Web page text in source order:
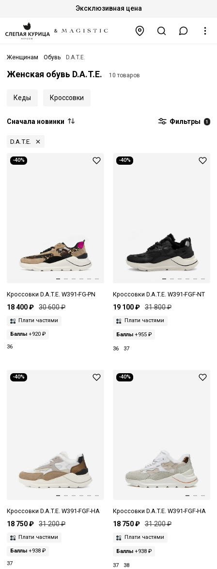
Эксклюзивная цена
Женщинам Обувь D.A.T.E.
Женская обувь D.A.T.E. 10 товаров
Кеды Кроссовки
Сначала новинки Фильтры 1
D.A.T.E.
-40%
Кроссовки D.A.T.E. W391-FG-PN
18 400 ₽ 30 600 ₽
Плати частями
Баллы +920 ₽
36
-40%
Кроссовки D.A.T.E. W391-FGF-NT
19 100 ₽ 31 800 ₽
Плати частями
Баллы+955 ₽
36 37
-40%
Кроссовки D.A.T.E. W391-FGF-HA
18 750 ₽ 31 200 ₽
Плати частями
Баллы +938 ₽
37
-40%
Кроссовки D.A.T.E. W391-FGF-HA
18 750 ₽ 31 200 ₽
Плати частями
Баллы+938 ₽
37 38